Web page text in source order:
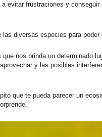
evitar frustraciones y
diversas especies para
nos brinda un determinado
y las posibles
que te pueda parecer un